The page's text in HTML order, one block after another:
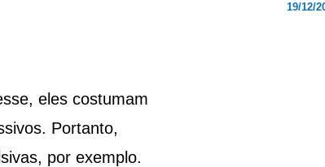
eles costumam
Portanto,
por exemplo.
19/12/